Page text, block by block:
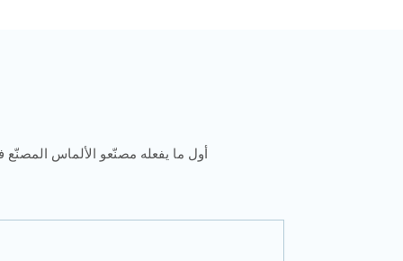
أول ما يفعله مصنّعو الألماس المصنّع